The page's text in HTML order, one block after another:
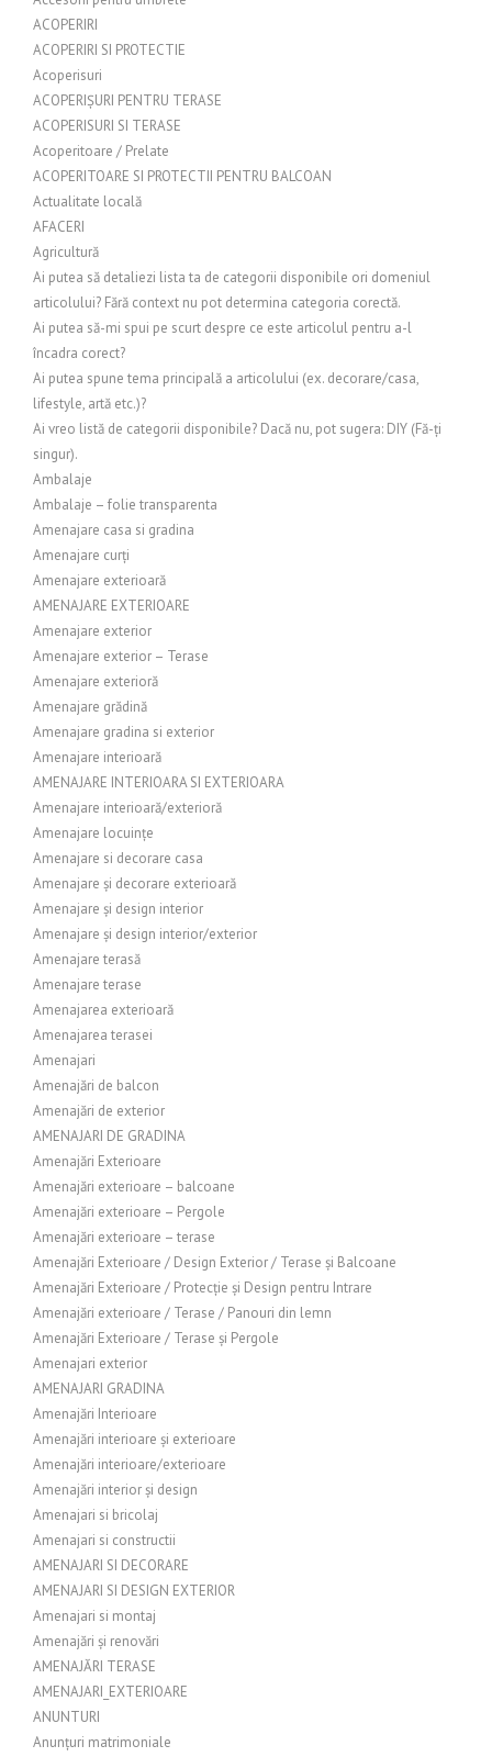
ACOPERIRI
ACOPERIRI SI PROTECTIE
Acoperisuri
ACOPERIȘURI PENTRU TERASE
ACOPERISURI SI TERASE
Acoperitoare / Prelate
ACOPERITOARE SI PROTECTII PENTRU BALCOAN
Actualitate locală
AFACERI
Agricultură
Ai putea să detaliezi lista ta de categorii disponibile ori domeniul
articolului? Fără context nu pot determina categoria corectă.
Ai putea să-mi spui pe scurt despre ce este articolul pentru a-l
încadra corect?
Ai putea spune tema principală a articolului (ex. decorare/casa,
lifestyle, artă etc.)?
Ai vreo listă de categorii disponibile? Dacă nu, pot sugera: DIY (Fă-ți
singur).
Ambalaje
Ambalaje – folie transparenta
Amenajare casa si gradina
Amenajare curți
Amenajare exterioară
AMENAJARE EXTERIOARE
Amenajare exterior
Amenajare exterior – Terase
Amenajare exterioră
Amenajare grădină
Amenajare gradina si exterior
Amenajare interioară
AMENAJARE INTERIOARA SI EXTERIOARA
Amenajare interioară/exterioră
Amenajare locuințe
Amenajare si decorare casa
Amenajare și decorare exterioară
Amenajare și design interior
Amenajare și design interior/exterior
Amenajare terasă
Amenajare terase
Amenajarea exterioară
Amenajarea terasei
Amenajari
Amenajări de balcon
Amenajări de exterior
AMENAJARI DE GRADINA
Amenajări Exterioare
Amenajări exterioare – balcoane
Amenajări exterioare – Pergole
Amenajări exterioare – terase
Amenajări Exterioare / Design Exterior / Terase și Balcoane
Amenajări Exterioare / Protecție și Design pentru Intrare
Amenajări exterioare / Terase / Panouri din lemn
Amenajări Exterioare / Terase și Pergole
Amenajari exterior
AMENAJARI GRADINA
Amenajări Interioare
Amenajări interioare și exterioare
Amenajări interioare/exterioare
Amenajări interior și design
Amenajari si bricolaj
Amenajari si constructii
AMENAJARI SI DECORARE
AMENAJARI SI DESIGN EXTERIOR
Amenajari si montaj
Amenajări și renovări
AMENAJĂRI TERASE
AMENAJARI_EXTERIOARE
ANUNTURI
Anunțuri matrimoniale